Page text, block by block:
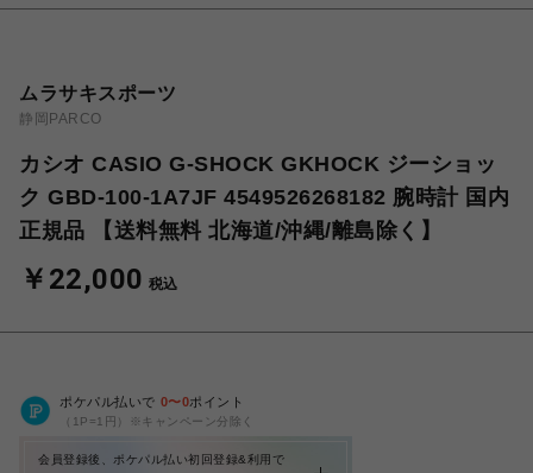
ムラサキスポーツ
静岡PARCO
カシオ CASIO G-SHOCK GKHOCK ジーショッ
ク GBD-100-1A7JF 4549526268182 腕時計 国内
正規品 【送料無料 北海道/沖縄/離島除く】
￥22,000 税込
ポケパル払いで 0〜0ポイント
（1P=1円）※キャンペーン分除く
会員登録後、ポケパル払い初回登録&利用で